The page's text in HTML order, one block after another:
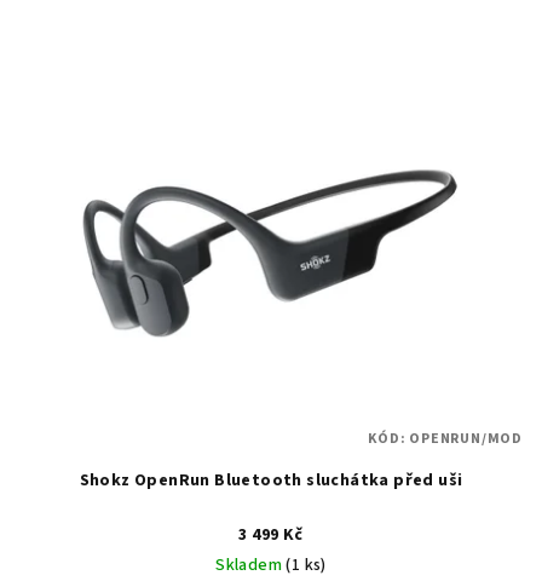
Shokz OpenRun Bluetooth sluchátka před uši
3 499 Kč
Skladem(1 ks)
KÓD: OPENRUN/MOD